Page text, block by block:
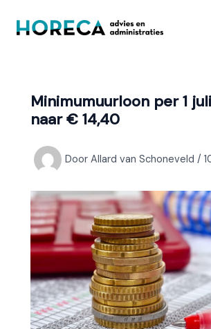
naar
Minimumuurloon per 1
naar € 14,40
Door Allard van Schoneveld /